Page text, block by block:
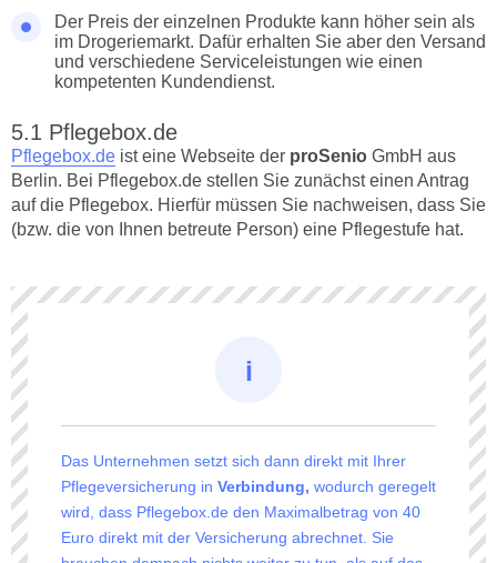
Der Preis der einzelnen Produkte kann höher sein als
im Drogeriemarkt. Dafür erhalten Sie aber den Versand
und verschiedene Serviceleistungen wie einen
kompetenten Kundendienst.
Pflegebox.de
Pflegebox.de ist eine Webseite der proSenio GmbH aus
Berlin. Bei Pflegebox.de stellen Sie zunächst einen Antrag
auf die Pflegebox. Hierfür müssen Sie nachweisen, dass Sie
(bzw. die von Ihnen betreute Person) eine Pflegestufe hat.
Das Unternehmen setzt sich dann direkt mit Ihrer
Pflegeversicherung in Verbindung, wodurch geregelt
wird, dass Pflegebox.de den Maximalbetrag von 40
Euro direkt mit der Versicherung abrechnet. Sie